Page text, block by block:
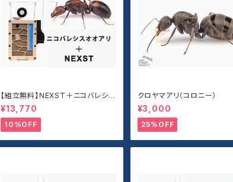
【組立無料】NEXST＋ニコバレシス
オオアリセット
¥13,770
10%OFF
クロヤマアリ（コロニー）
¥3,000
25%OFF